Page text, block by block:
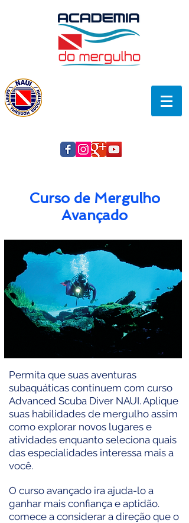
Curso de Mergulho
Avançado
Permita que suas aventuras
subaquáticas continuem com curso
Advanced Scuba Diver NAUI. Aplique
suas habilidades de mergulho assim
como explorar novos lugares e
atividades enquanto seleciona quais
das especialidades interessa mais a
você.
O curso avançado ira ajuda-lo a
ganhar mais confiança e aptidão.
comece a considerar a direção que o